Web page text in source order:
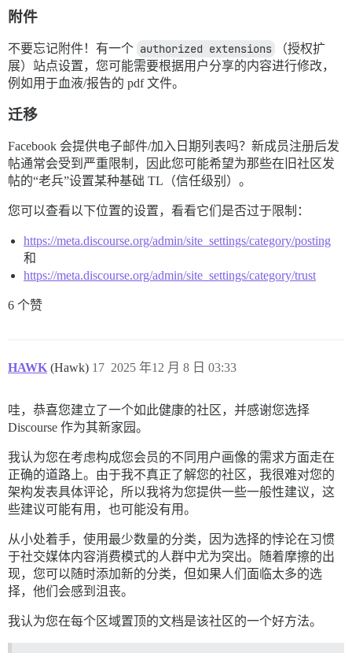
附件
不要忘记附件！有一个 authorized extensions
（授权扩
展）站点设置，您可能需要根据用户分享的内容进行修改，
例如用于血液/报告的 pdf 文件。
迁移
Facebook 会提供电子邮件/加入日期列表吗？新成员注册后发
帖通常会受到严重限制，因此您可能希望为那些在旧社区发
帖的“老兵”设置某种基础 TL（信任级别）。
您可以查看以下位置的设置，看看它们是否过于限制：
https://meta.discourse.org/admin/site_settings/category/posting
和
https://meta.discourse.org/admin/site_settings/category/trust
6 个赞
HAWK (Hawk) 2025 年12 月 8 日 03:33
17
哇，恭喜您建立了一个如此健康的社区，并感谢您选择
Discourse 作为其新家园。
我认为您在考虑构成您会员的不同用户画像的需求方面走在
正确的道路上。由于我不真正了解您的社区，我很难对您的
架构发表具体评论，所以我将为您提供一些一般性建议，这
些建议可能有用，也可能没有用。
从小处着手，使用最少数量的分类，因为选择的悖论在习惯
于社交媒体内容消费模式的人群中尤为突出。随着摩擦的出
现，您可以随时添加新的分类，但如果人们面临太多的选
择，他们会感到沮丧。
我认为您在每个区域置顶的文档是该社区的一个好方法。